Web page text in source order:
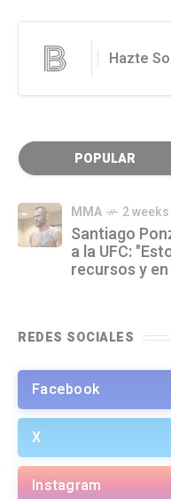
Hazte
POPULAR
MMA 2
Santiago
a la UFC:
recursos y
REDES SOCIALES
Facebook
X
Instagram